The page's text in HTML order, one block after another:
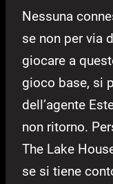
Nessuna
se non per via
giocare a
gioco base, si
dell’agente
non ritorno.
The Lake
se si tiene